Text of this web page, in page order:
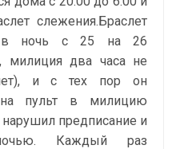
слежения.Браслет
в ночь с 25 на 26
милиция два часа не
и с тех пор он
на пульт в милицию
предписание и
Каждый раз